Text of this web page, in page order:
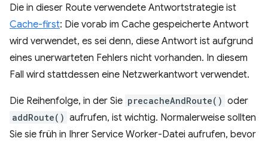
Die in dieser Route verwendete Antwortstrategie ist
Cache-first: Die vorab im Cache gespeicherte Antwort
wird verwendet, es sei denn, diese Antwort ist aufgrund
eines unerwarteten Fehlers nicht vorhanden. In diesem
Fall wird stattdessen eine Netzwerkantwort verwendet.
Die Reihenfolge, in der Sie precacheAndRoute() oder
addRoute() aufrufen, ist wichtig. Normalerweise sollten
Sie sie früh in Ihrer Service Worker-Datei aufrufen, bevor